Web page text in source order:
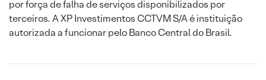
por força de falha de serviços disponibilizados por
terceiros. A XP Investimentos CCTVM S/A é instituição
autorizada a funcionar pelo Banco Central do Brasil.